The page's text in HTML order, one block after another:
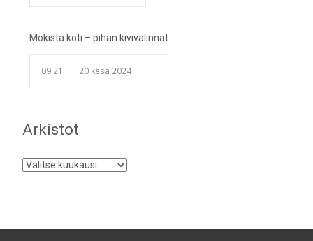
Mökistä koti – pihan kivivalinnat
09:21 20 kesä 2024
Arkistot
Arkistot